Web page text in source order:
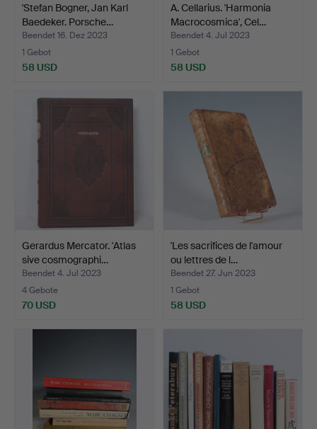
'Stefan Bogner, Jan Karl
Baedeker. Porsche…
Beendet 16. Dez 2023
1 Gebot
58 USD
A. Cellarius. 'Harmonia
Macrocosmica', Cel…
Beendet 4. Jul 2023
1 Gebot
58 USD
Gerardus Mercator. 'Atlas
sive cosmographi…
Beendet 4. Jul 2023
4 Gebote
70 USD
'Les sacrifices de l'amour
ou lettres de l…
Beendet 27. Jun 2023
1 Gebot
58 USD